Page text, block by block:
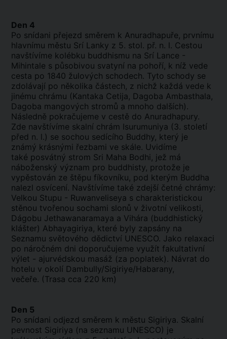
Den 4
Po snídani přejezd směrem k Anuradhapuře, prvnímu
hlavnímu městu Srí Lanky z 5. stol. př. n. l. Cestou
navštívíme kolébku buddhismu na Srí Lance -
Mihintale s působivou svatyní na pohoří, k níž vede
cesta po 1840 žulových schodech. Tyto schody se
zdolávají po několika částech, z nichž každá vede k
jinému chrámu (Kantaka Cetija, Dagoba Ambasthala,
Dagoba mangových stromů a mnoho dalších).
Následně pokračujeme v cestě do Anuradhapury.
Zde navštívíme skalní chrám Isurumuniya (3. století
před n. l.) se sochou sedícího Buddhy, který je
známý krásnými řezbami ve skále. Uvidíme
také posvátný strom Sri Maha Bodhi, jež má
náboženský význam pro buddhisty, protože je
vypěstován ze štěpu fíkovníku, pod kterým Buddha
nalezl osvícení. Navštívíme také zdejší četné chrámy:
Velkou Stupu - Ruwanveliseya s charakteristickou
stěnou tvořenou sochami slonů v životní velikosti,
Dágobu Jethawanaramaya a Vihára (buddhistický
klášter) Abhayagiriya, které byly zapsány na
Seznamu světového dědictví UNESCO. Jako relaxaci
po náročném dni doporučujeme využít fakultativní
výlet - ajurvédskou masáž (za poplatek). Návrat do
hotelu v okolí Dambully/Sigiriye/Habarany,
večeře. (Trasa cca 220 km)
Den 5
Po snídani odjezd směrem k městu Sigiriya. Skalní
pevnost Sigiriya (na seznamu UNESCO) je